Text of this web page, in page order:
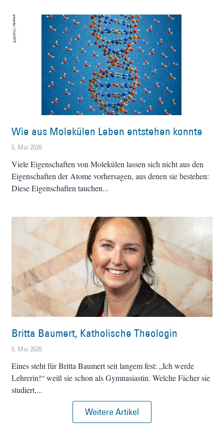
Wie aus Molekülen Leben entstehen konnte
5. Mai 2026
Viele Eigenschaften von Molekülen lassen sich nicht aus den
Eigenschaften der Atome vorhersagen, aus denen sie bestehen:
Diese Eigenschaften tauchen
Britta Baumert, Katholische Theologin
5. Mai 2026
Eines steht für Britta Baumert seit langem fest: „Ich werde
Lehrerin!“ weiß sie schon als Gymnasiastin. Welche Fächer sie
studiert,
Weitere Artikel